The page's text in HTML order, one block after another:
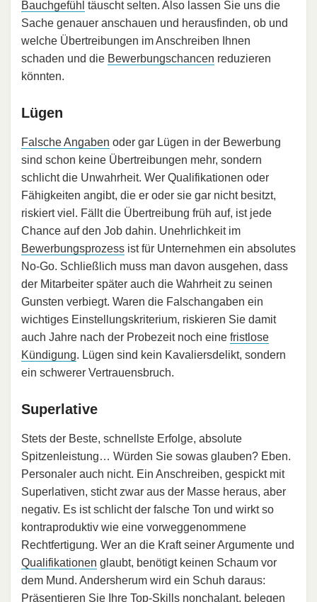
Bauchgefühl täuscht selten. Also lassen Sie uns die
Sache genauer anschauen und herausfinden, ob und
welche Übertreibungen im Anschreiben Ihnen
schaden und die Bewerbungschancen reduzieren
könnten.
Lügen
Falsche Angaben oder gar Lügen in der Bewerbung
sind schon keine Übertreibungen mehr, sondern
schlicht die Unwahrheit. Wer Qualifikationen oder
Fähigkeiten angibt, die er oder sie gar nicht besitzt,
riskiert viel. Fällt die Übertreibung früh auf, ist jede
Chance auf den Job dahin. Unehrlichkeit im
Bewerbungsprozess ist für Unternehmen ein absolutes
No-Go. Schließlich muss man davon ausgehen, dass
der Mitarbeiter später auch die Wahrheit zu seinen
Gunsten verbiegt. Waren die Falschangaben ein
wichtiges Einstellungskriterium, riskieren Sie damit
auch Jahre nach der Probezeit noch eine fristlose
Kündigung. Lügen sind kein Kavaliersdelikt, sondern
ein schwerer Vertrauensbruch.
Superlative
Stets der Beste, schnellste Erfolge, absolute
Spitzenleistung… Würden Sie sowas glauben? Eben.
Personaler auch nicht. Ein Anschreiben, gespickt mit
Superlativen, sticht zwar aus der Masse heraus, aber
negativ. Es ist schlicht der falsche Ton und wirkt so
kontraproduktiv wie eine vorweggenommene
Rechtfertigung. Wer an die Kraft seiner Argumente und
Qualifikationen glaubt, benötigt keinen Schaum vor
dem Mund. Andersherum wird ein Schuh daraus:
Präsentieren Sie Ihre Top-Skills nonchalant, belegen